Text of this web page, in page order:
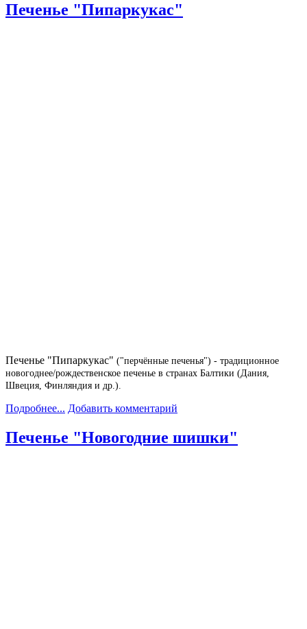
Печенье "Пипаркукас"
Печенье "Пипаркукас" ("перчённые печенья") - традиционное
новогоднее/рождественское печенье в странах Балтики (Дания,
Швеция, Финляндия и др.).
Подробнее... Добавить комментарий
Печенье "Новогодние шишки"